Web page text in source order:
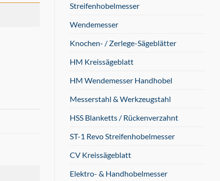
Streifenhobelmesser
Wendemesser
Knochen- / Zerlege-Sägeblätter
HM Kreissägeblatt
HM Wendemesser Handhobel
Messerstahl & Werkzeugstahl
HSS Blanketts / Rückenverzahnt
ST-1 Revo Streifenhobelmesser
CV Kreissägeblatt
Elektro- & Handhobelmesser